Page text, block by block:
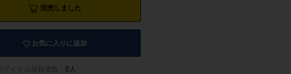
完売しました
お気に入りに追加
アイテム登録者数： 0人